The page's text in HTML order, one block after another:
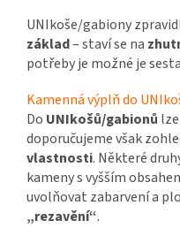
UNIkoše/gabiony
základ– staví se na
potřeby je možné je
Kamenná výplň do
Do UNIkošů/gabionů
doporučujeme však
vlastnosti. Některé
kameny s vyšším
uvolňovat zabarvení a
„rezavění“.